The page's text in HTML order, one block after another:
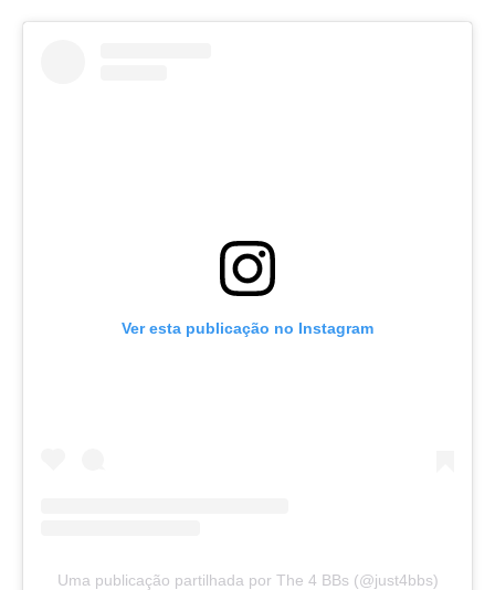
Ver esta publicação no Instagram
Uma publicação partilhada por The 4 BBs (@just4bbs)